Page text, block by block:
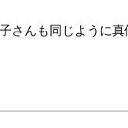
さんも同じように真